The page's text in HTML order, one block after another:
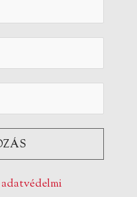
adatvédelmi